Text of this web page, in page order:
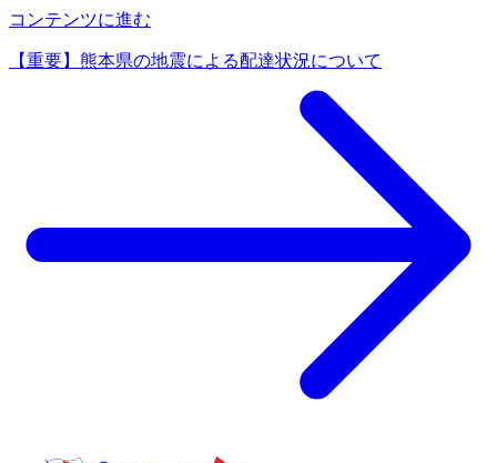
コンテンツに進む
【重要】熊本県の地震による配達状況について